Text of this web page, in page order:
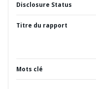
Disclosure Status
Titre du rapport
Mots clé